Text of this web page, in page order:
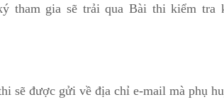
tham gia sẽ trải qua Bài thi kiểm tra
sẽ được gửi về địa chỉ e-mail mà phụ